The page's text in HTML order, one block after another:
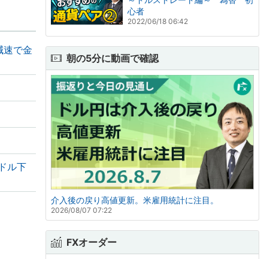
で金
ル下
心者
2022/06/18 06:42
朝の5分に動画で確認
介入後の戻り高値更新。米雇用統計に注目。
2026/08/07 07:22
FXオーダー